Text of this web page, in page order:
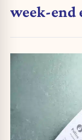
week-end